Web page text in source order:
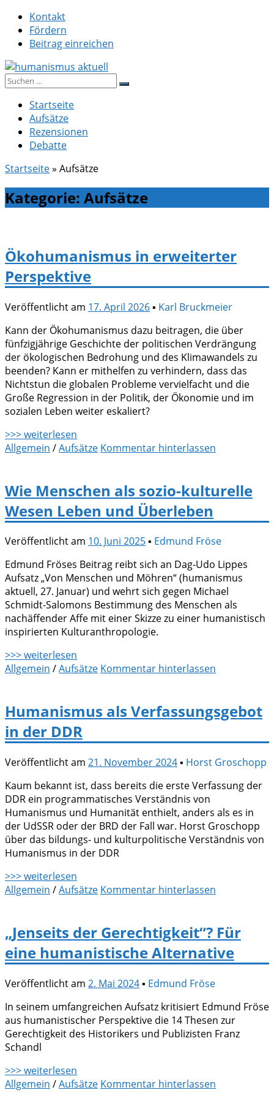
Zum
Inhalt
springen
Kontakt
Fördern
Beitrag einreichen
humanismus aktuell
Suche
Startseite
Aufsätze
Rezensionen
Debatte
Startseite» Aufsätze
Kategorie: Aufsätze
Ökohumanismus in erweiterter
Perspektive
Veröffentlicht am 17. April 2026▪ Karl Bruckmeier
Kann der Ökohumanismus dazu beitragen, die über
fünfzigjährige Geschichte der politischen Verdrängung
der ökologischen Bedrohung und des Klimawandels zu
beenden? Kann er mithelfen zu verhindern, dass das
Nichtstun die globalen Probleme vervielfacht und die
Große Regression in der Politik, der Ökonomie und im
sozialen Leben weiter eskaliert?
>>> weiterlesen
Allgemein /Aufsätze Kommentar hinterlassen
Wie Menschen als sozio-kulturelle
Wesen Leben und Überleben
Veröffentlicht am 10. Juni 2025▪ Edmund Fröse
Edmund Fröses Beitrag reibt sich an Dag-Udo Lippes
Aufsatz „Von Menschen und Möhren“ (humanismus
aktuell, 27. Januar) und wehrt sich gegen Michael
Schmidt-Salomons Bestimmung des Menschen als
nachäffender Affe mit einer Skizze zu einer humanistisch
inspirierten Kulturanthropologie.
>>> weiterlesen
Allgemein /Aufsätze Kommentar hinterlassen
Humanismus als Verfassungsgebot
in der DDR
Veröffentlicht am 21. November 2024▪ Horst Groschopp
Kaum bekannt ist, dass bereits die erste Verfassung der
DDR ein programmatisches Verständnis von
Humanismus und Humanität enthielt, anders als es in
der UdSSR oder der BRD der Fall war. Horst Groschopp
über das bildungs- und kulturpolitische Verständnis von
Humanismus in der DDR
>>> weiterlesen
Allgemein /Aufsätze Kommentar hinterlassen
„Jenseits der Gerechtigkeit“? Für
eine humanistische Alternative
Veröffentlicht am 2. Mai 2024▪ Edmund Fröse
In seinem umfangreichen Aufsatz kritisiert Edmund Fröse
aus humanistischer Perspektive die 14 Thesen zur
Gerechtigkeit des Historikers und Publizisten Franz
Schandl
>>> weiterlesen
Allgemein /Aufsätze Kommentar hinterlassen